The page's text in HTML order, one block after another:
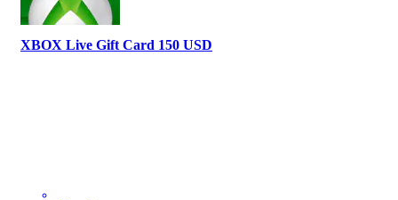
XBOX Live Gift Card 150 USD